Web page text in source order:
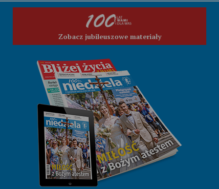
Zobacz jubileuszowe materiały